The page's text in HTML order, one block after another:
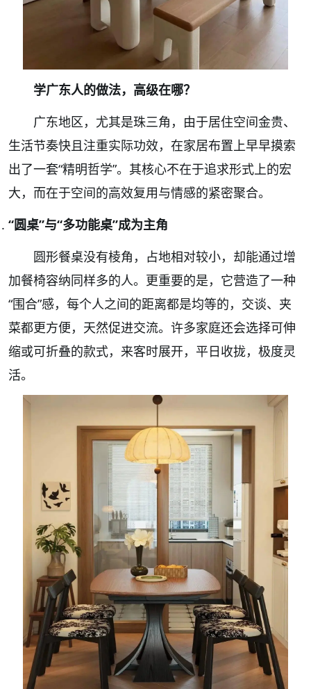
学广东人的做法，高级在哪？
广东地区，尤其是珠三角，由于居住空间金贵、
生活节奏快且注重实际功效，在家居布置上早早摸索
出了一套“精明哲学”。其核心不在于追求形式上的宏
大，而在于空间的高效复用与情感的紧密聚合。
“圆桌”与“多功能桌”成为主角
圆形餐桌没有棱角，占地相对较小，却能通过增
加餐椅容纳同样多的人。 更重要的是，它营造了一种
“围合”感，每个人之间的距离都是均等的，交谈、夹
菜都更方便，天然促进交流。 许多家庭还会选择可伸
缩或可折叠的款式，来客时展开，平日收拢，极度灵
活。